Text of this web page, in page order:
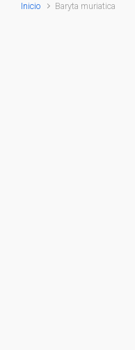
Inicio Baryta muriatica